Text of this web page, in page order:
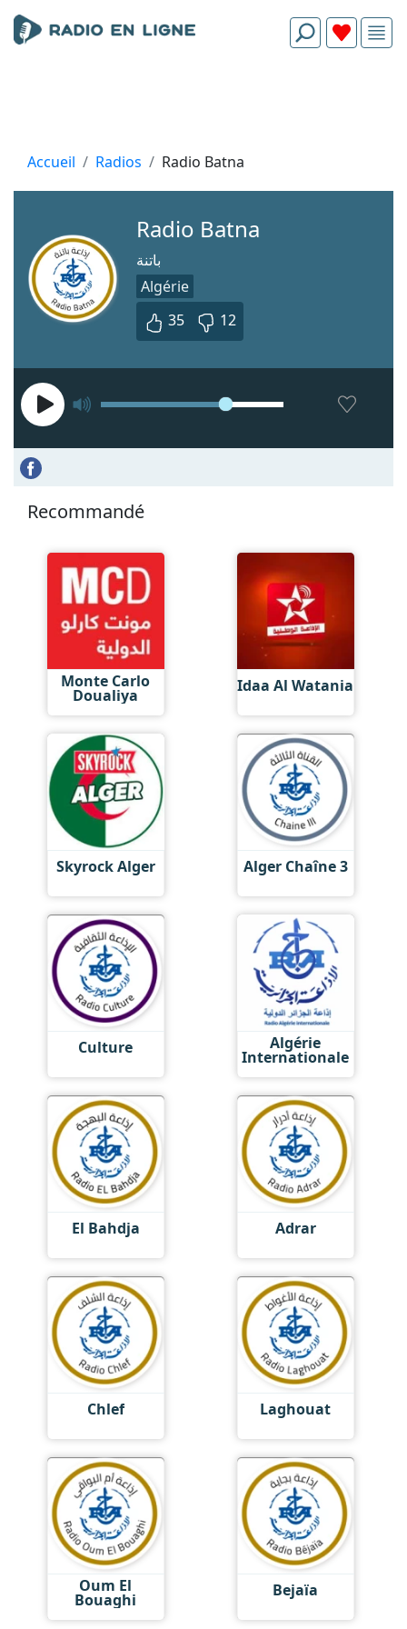
Accueil Radios Radio Batna
Radio Batna
باتنة
Algérie
35
12
Recommandé
Monte Carlo
Doualiya Idaa Al Watania
Skyrock Alger Alger Chaîne 3
Culture Algérie
Internationale
El Bahdja Adrar
Chlef Laghouat
Oum El
Bouaghi Bejaïa